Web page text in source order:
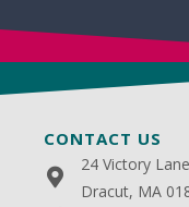
CONTACT US
24 Victory Lane
Dracut, MA